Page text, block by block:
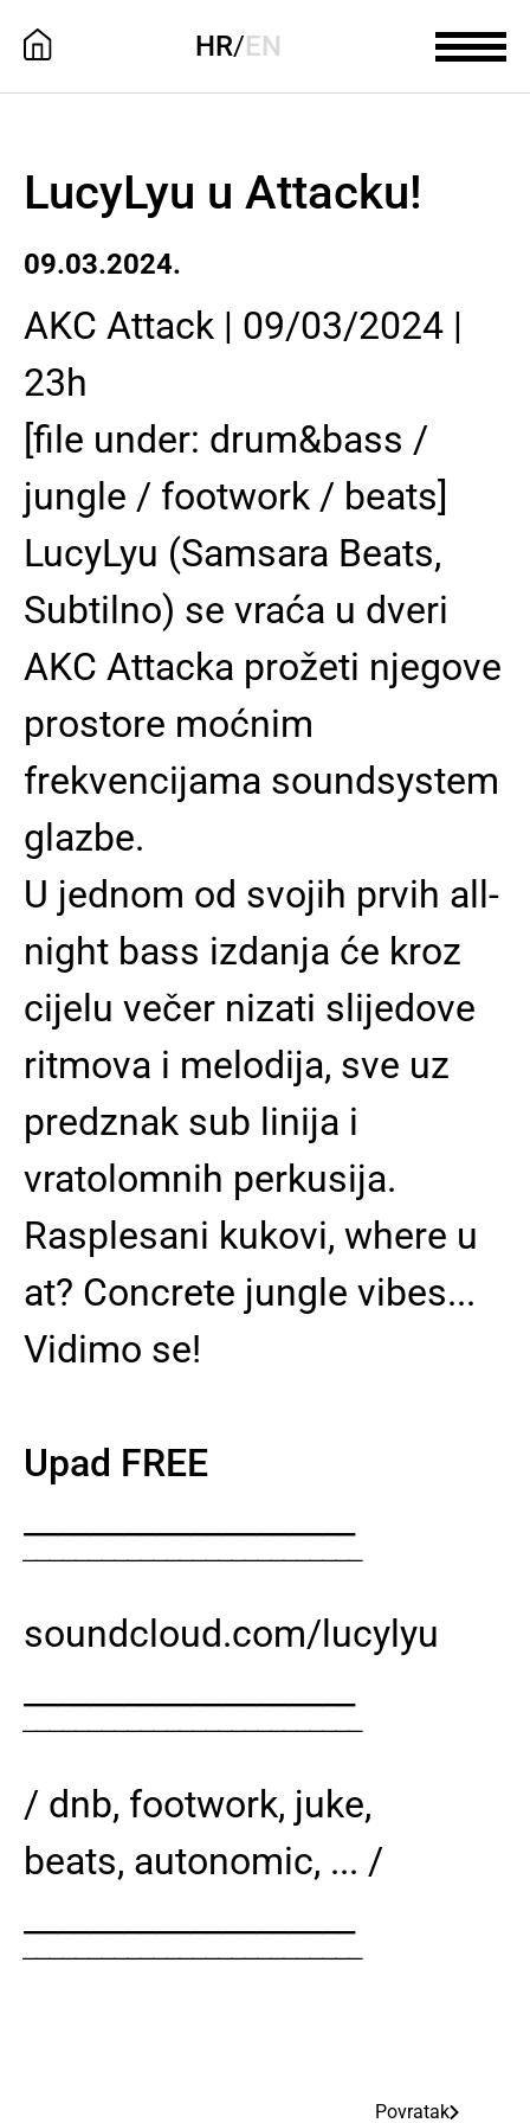
HR/EN
LucyLyu u Attacku!
09.03.2024.
AKC Attack | 09/03/2024 |
23h
[file under: drum&bass /
jungle / footwork / beats]
LucyLyu (Samsara Beats,
Subtilno) se vraća u dveri
AKC Attacka prožeti njegove
prostore moćnim
frekvencijama soundsystem
glazbe.
U jednom od svojih prvih all-
night bass izdanja će kroz
cijelu večer nizati slijedove
ritmova i melodija, sve uz
predznak sub linija i
vratolomnih perkusija.
Rasplesani kukovi, where u
at? Concrete jungle vibes...
Vidimo se!
Upad FREE
‾‾‾‾‾‾‾‾‾‾‾‾‾‾‾‾‾‾‾‾‾‾‾‾‾‾
soundcloud.com/lucylyu
‾‾‾‾‾‾‾‾‾‾‾‾‾‾‾‾‾‾‾‾‾‾‾‾‾‾
/ dnb, footwork, juke,
beats, autonomic, ... /
‾‾‾‾‾‾‾‾‾‾‾‾‾‾‾‾‾‾‾‾‾‾‾‾‾‾
Povratak